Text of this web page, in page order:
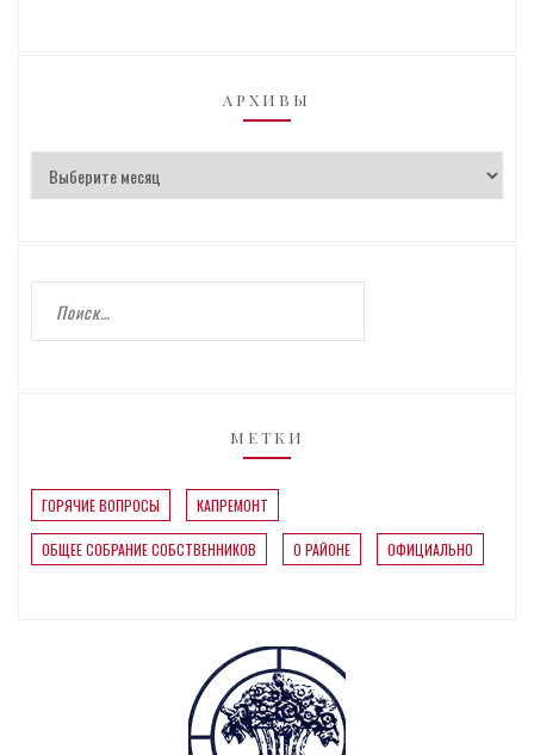
АРХИВЫ
МЕТКИ
ГОРЯЧИЕ ВОПРОСЫ КАПРЕМОНТ
ОБЩЕЕ СОБРАНИЕ СОБСТВЕННИКОВ О РАЙОНЕ ОФИЦИАЛЬНО